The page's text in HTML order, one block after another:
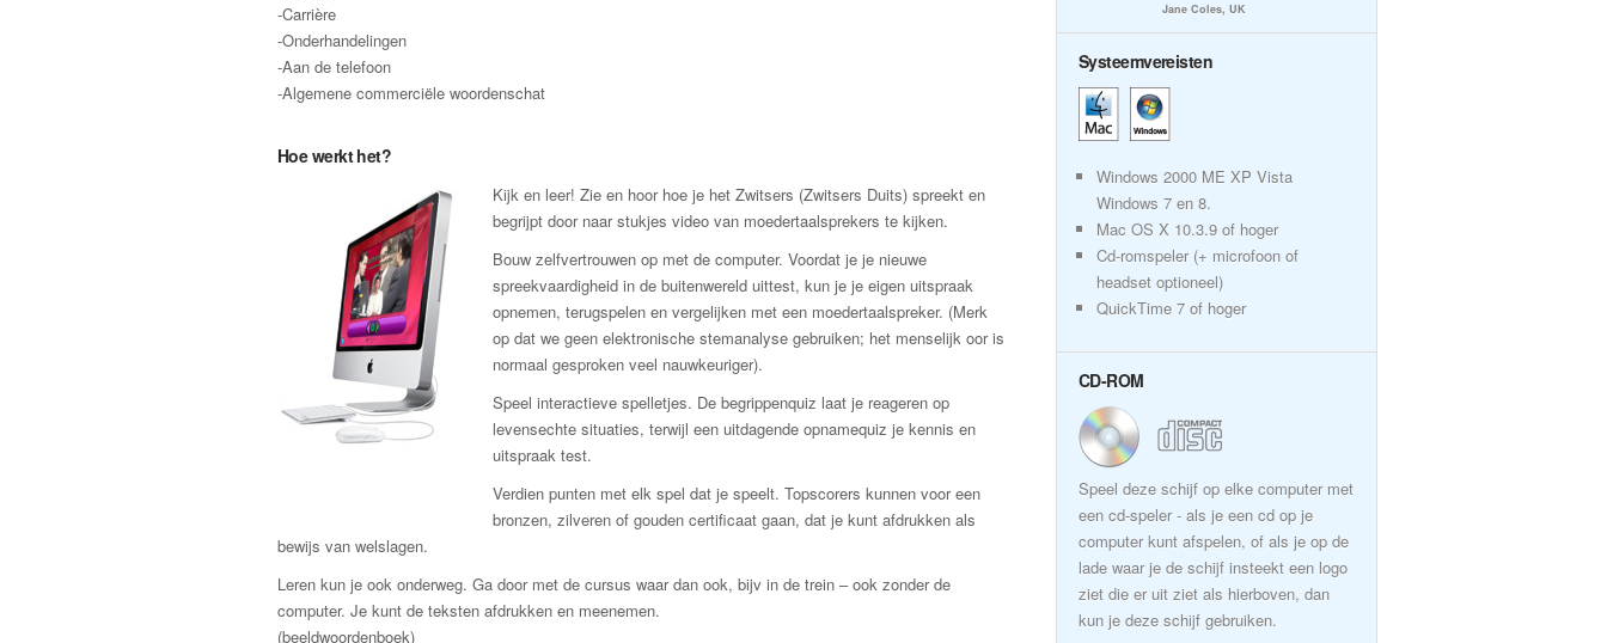
-Carrière
-Onderhandelingen
-Aan de telefoon
-Algemene commerciële woordenschat
Hoe werkt het?
Kijk en leer! Zie en hoor hoe je het Zwitsers (Zwitsers Duits) spreekt en
begrijpt door naar stukjes video van moedertaalsprekers te kijken.
Bouw zelfvertrouwen op met de computer. Voordat je je nieuwe
spreekvaardigheid in de buitenwereld uittest, kun je je eigen uitspraak
opnemen, terugspelen en vergelijken met een moedertaalspreker. (Merk
op dat we geen elektronische stemanalyse gebruiken; het menselijk oor is
normaal gesproken veel nauwkeuriger).
Speel interactieve spelletjes. De begrippenquiz laat je reageren op
levensechte situaties, terwijl een uitdagende opnamequiz je kennis en
uitspraak test.
Verdien punten met elk spel dat je speelt. Topscorers kunnen voor een
bronzen, zilveren of gouden certificaat gaan, dat je kunt afdrukken als
bewijs van welslagen.
Leren kun je ook onderweg. Ga door met de cursus waar dan ook, bijv in de trein – ook zonder de
computer. Je kunt de teksten afdrukken en meenemen.
(beeldwoordenboek)
Jane Coles, UK
Systeemvereisten
Windows 2000 ME XP Vista
Windows 7 en 8.
Mac OS X 10.3.9 of hoger
Cd-romspeler (+ microfoon of
headset optioneel)
QuickTime 7 of hoger
CD-ROM
Speel deze schijf op elke computer met
een cd-speler - als je een cd op je
computer kunt afspelen, of als je op de
lade waar je de schijf insteekt een logo
ziet die er uit ziet als hierboven, dan
kun je deze schijf gebruiken.